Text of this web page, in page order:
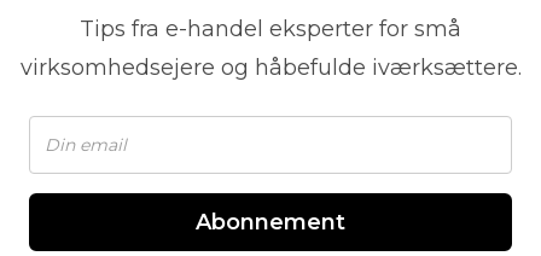
Tips fra e-handel eksperter for små
virksomhedsejere og håbefulde iværksættere.
Abonnement